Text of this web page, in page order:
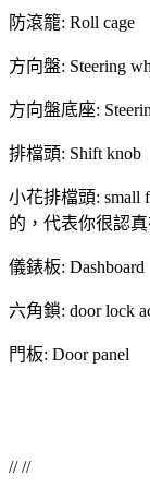
防滾籠: Roll cage
方向盤: Steering
方向盤底座:
排檔頭: Shift knob
小花排檔頭: small
的，代表你很認
儀錶板: Dashboard
六角鎖: door lock
門板: Door panel
// //